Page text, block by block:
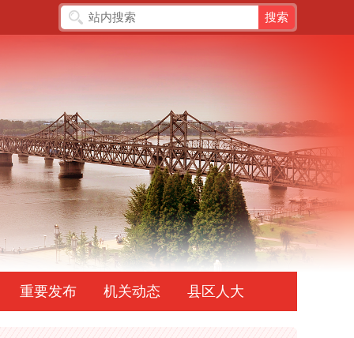
重要发布 机关动态 县区人大